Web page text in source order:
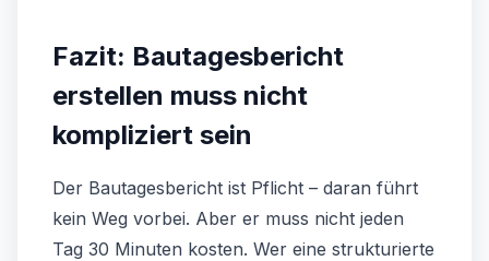
Fazit: Bautagesbericht
erstellen muss nicht
kompliziert sein
Der Bautagesbericht ist Pflicht – daran führt
kein Weg vorbei. Aber er muss nicht jeden
Tag 30 Minuten kosten. Wer eine strukturierte